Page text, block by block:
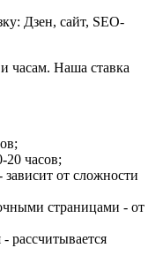
Дзен, сайт, SEO-
часам. Наша ставка
20 часов;
зависит от сложности
страницами - от
рассчитывается